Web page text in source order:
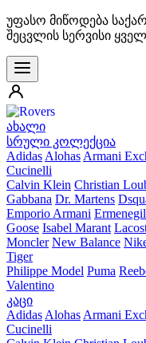
უფასო მიწოდება
შეცვლის სერვისი
ახალი
სრული კოლექცია
Adidas Alohas Armani
Cucinelli
Calvin Klein Christian
Gabbana Dr. Martens
Emporio Armani
Goose Isabel Marant
Moncler New Balance
Tiger
Philippe Model Puma
Valentino
კაცი
Adidas Alohas Armani
Cucinelli